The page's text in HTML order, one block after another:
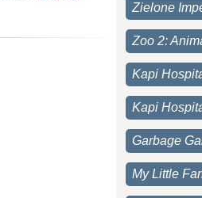
Zielone
Zoo 2:
Kapi
Kapi
Garbage
My Little